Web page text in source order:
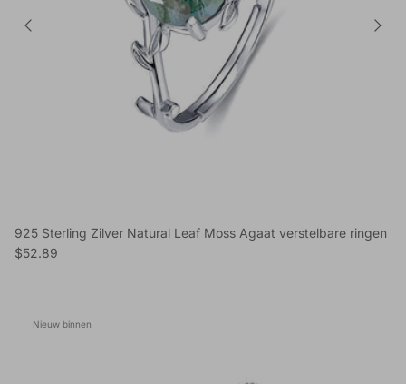
925 Sterling Zilver Natural Leaf Moss Agaat verstelbare ringen
Reguliere prijs
$52.89
Nieuw binnen